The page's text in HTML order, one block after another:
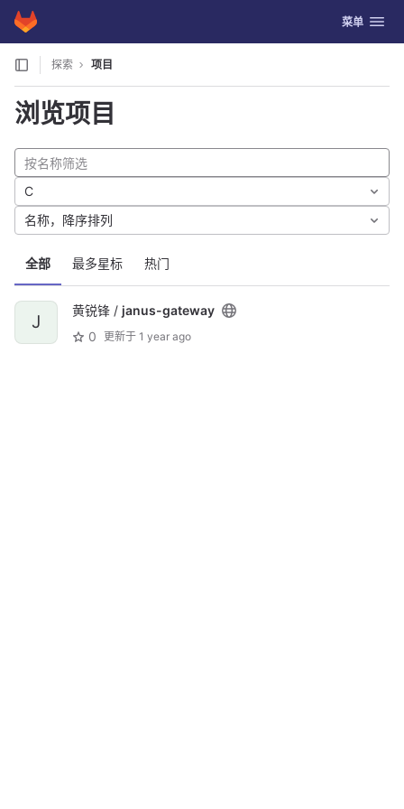
Skip to content
GitLab 切换导航
菜单
探索 项目
浏览项目
全部 最多星标 热门
C
名称，降序排列
J
黄锐锋 / janus-gateway
0 更新于 1 year ago